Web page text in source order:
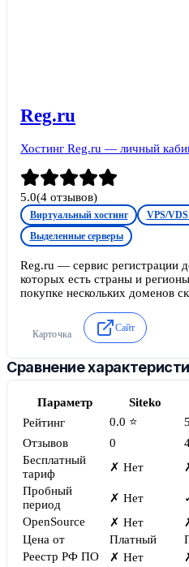
Reg.ru
Хостинг Reg.ru — личный
5.0(4 отзывов)
Виртуальный хостинг
VPS/
Выделенные серверы
Reg.ru — сервис регистрации
которых есть страны и
покупке нескольких доменов
Карточка
Сайт
Сравнение
Параметр Siteko
Рейтинг
0.0 ⭐
Отзывов
0
Бесплатный
тариф
✗ Нет
Пробный
период
✗ Нет
OpenSource
✗ Нет
Цена от
Платный
Реестр РФ ПО
✗ Нет